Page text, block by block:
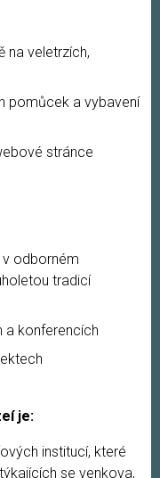
na veletrzích,
pomůcek a vybavení
stránce
v odborném
tradicí
a konferencích
je:
institucí, které
se venkova,